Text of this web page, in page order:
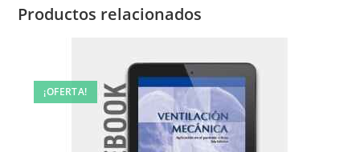
Productos relacionados
¡OFERTA!